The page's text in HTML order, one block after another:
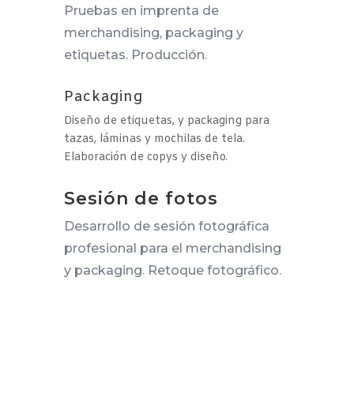
Pruebas en imprenta de
merchandising, packaging y
etiquetas. Producción.
Packaging
Diseño de etiquetas, y packaging para
tazas, láminas y mochilas de tela.
Elaboración de copys y diseño.
Sesión de fotos
Desarrollo de sesión fotográfica
profesional para el merchandising
y packaging. Retoque fotográfico.